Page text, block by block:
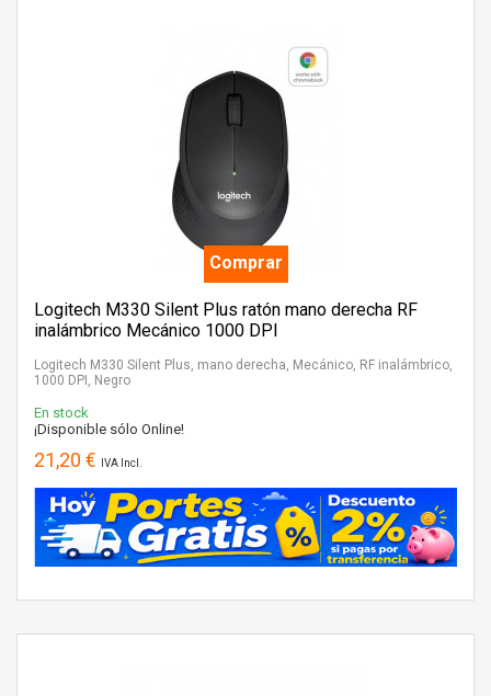
Comprar
Logitech M330 Silent Plus ratón mano derecha RF
inalámbrico Mecánico 1000 DPI
Logitech M330 Silent Plus, mano derecha, Mecánico, RF inalámbrico,
1000 DPI, Negro
En stock
¡Disponible sólo Online!
21,20 € IVA Incl.